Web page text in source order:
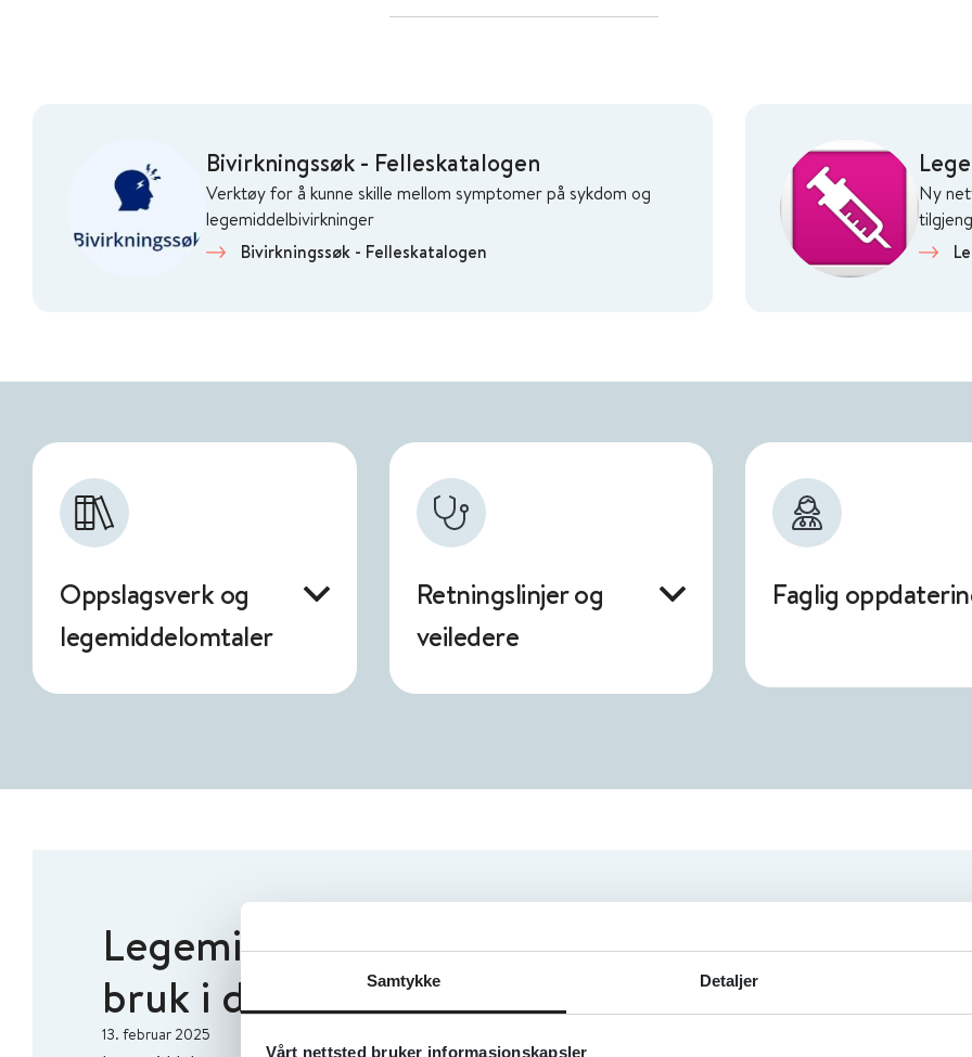
Samtykke Detaljer
Vårt nettsted bruker informasjonskapsler
Bivirkningssøk - Felleskatalogen
Verktøy for å kunne skille mellom symptomer på sykdom og
legemiddelbivirkninger
Bivirkningssøk - Felleskatalogen
Ny
Oppslagsverk og
legemiddelomtaler
Retningslinjer og
veiledere
Faglig
Legemiddelutregning – app til
bruk i den kliniske hverdagen
13. februar 2025
forlikelighet - tre
Micromedex du nå har